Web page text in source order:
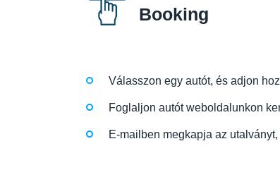
Booking
Válasszon egy autót, és adjon
Foglaljon autót weboldalunkon
E-mailben megkapja az